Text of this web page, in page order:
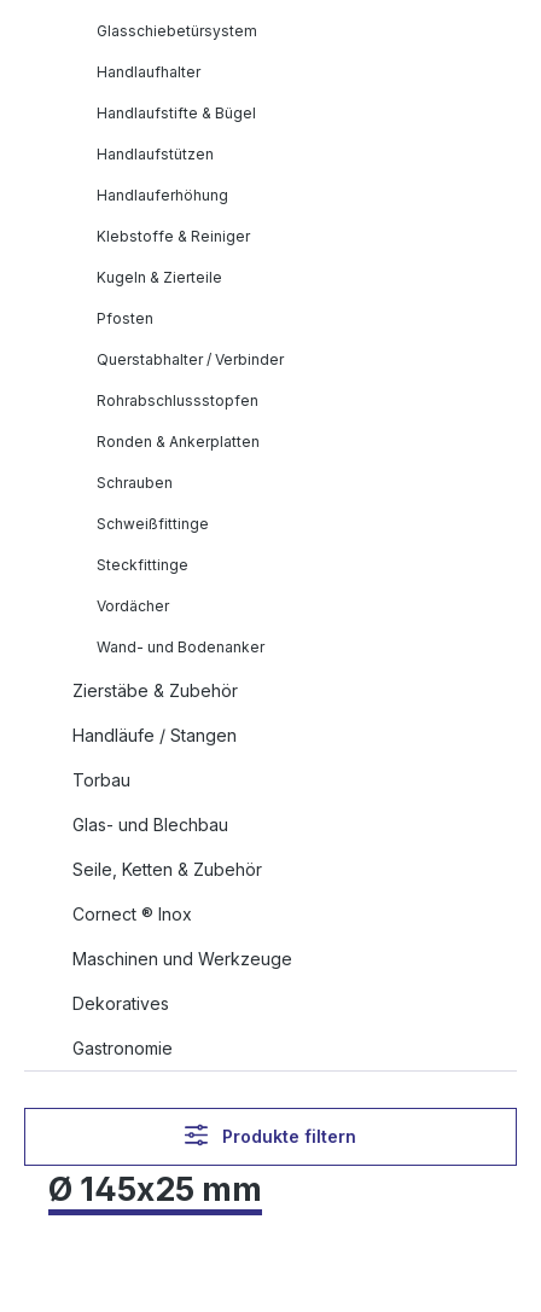
Glasschiebetürsystem
Handlaufhalter
Handlaufstifte & Bügel
Handlaufstützen
Handlauferhöhung
Klebstoffe & Reiniger
Kugeln & Zierteile
Pfosten
Querstabhalter / Verbinder
Rohrabschlussstopfen
Ronden & Ankerplatten
Schrauben
Schweißfittinge
Steckfittinge
Vordächer
Wand- und Bodenanker
Zierstäbe & Zubehör
Handläufe / Stangen
Torbau
Glas- und Blechbau
Seile, Ketten & Zubehör
Cornect ® Inox
Maschinen und Werkzeuge
Dekoratives
Gastronomie
Produkte filtern
Ø 145x25 mm